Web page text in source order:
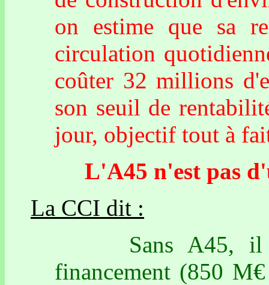
on estime que sa
circulation
coûter 32 millions
son seuil de
jour, objectif tout à
L'A45 n'est pas
La CCI dit :
Sans A45, il
financement (850